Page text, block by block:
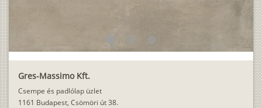
Gres-Massimo Kft.
Csempe és padlólap üzlet
1161 Budapest, Csömöri út 38.
lens